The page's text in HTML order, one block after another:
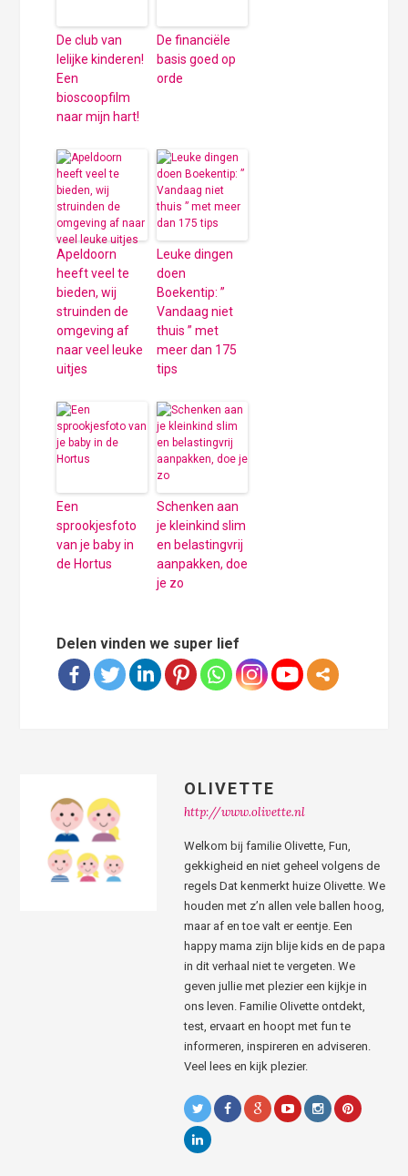
De club van
lelijke kinderen!
Een
bioscoopfilm
naar mijn hart!
De financiële
basis goed op
orde
Apeldoorn
heeft veel te
bieden, wij
struinden de
omgeving af
naar veel leuke
uitjes
Leuke dingen
doen
Boekentip: ”
Vandaag niet
thuis ” met
meer dan 175
tips
Een
sprookjesfoto
van je baby in
de Hortus
Schenken aan
je kleinkind slim
en belastingvrij
aanpakken, doe
je zo
Delen vinden we super lief
OLIVETTE
http://www.olivette.nl
Welkom bij familie Olivette, Fun,
gekkigheid en niet geheel volgens de
regels Dat kenmerkt huize Olivette. We
houden met z’n allen vele ballen hoog,
maar af en toe valt er eentje. Een
happy mama zijn blije kids en de papa
in dit verhaal niet te vergeten. We
geven jullie met plezier een kijkje in
ons leven. Familie Olivette ontdekt,
test, ervaart en hoopt met fun te
informeren, inspireren en adviseren.
Veel lees en kijk plezier.